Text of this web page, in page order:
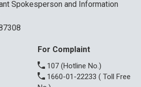
Spokesperson and Information
For Complaint
107 (Hotline No.)
1660-01-22233 ( Toll Free